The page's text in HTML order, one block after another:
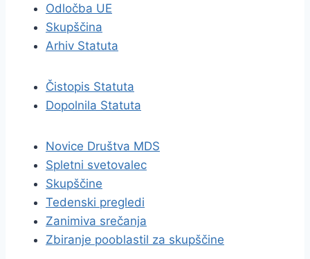
Odločba UE
Skupščina
Arhiv Statuta
Čistopis Statuta
Dopolnila Statuta
Novice Društva MDS
Spletni svetovalec
Skupščine
Tedenski pregledi
Zanimiva srečanja
Zbiranje pooblastil za skupščine